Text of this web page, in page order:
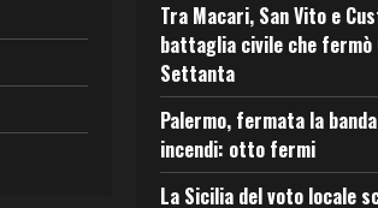
Tra Macari, San Vito e
battaglia civile che
Settanta
Palermo, fermata la
incendi: otto fermi
La Sicilia del voto locale